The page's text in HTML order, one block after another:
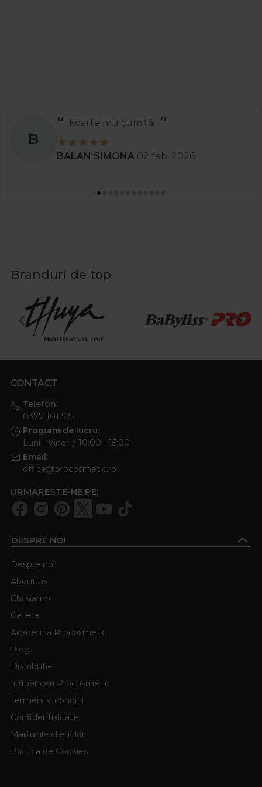
B
Foarte mulțumită!
BALAN SIMONA 02 feb. 2026
Branduri de top
CONTACT
Telefon:
0377 101 525
Program de lucru:
Luni - Vineri / 10:00 - 15:00
Email:
office@procosmetic.ro
URMARESTE-NE PE:
DESPRE NOI
Despre noi
About us
Chi siamo
Cariere
Academia Procosmetic
Blog
Distributie
Influenceri Procosmetic
Termeni si conditii
Confidentialitate
Marturiile clientilor
Politica de Cookies